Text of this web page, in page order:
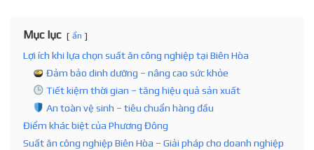
Mục lục ẩn
Lợi ích khi lựa chọn suất ăn công nghiệp tại Biên Hòa
Đảm bảo dinh dưỡng – nâng cao sức khỏe
Tiết kiệm thời gian – tăng hiệu quả sản xuất
An toàn vệ sinh – tiêu chuẩn hàng đầu
Điểm khác biệt của Phương Đông
Suất ăn công nghiệp Biên Hòa – Giải pháp cho doanh nghiệp